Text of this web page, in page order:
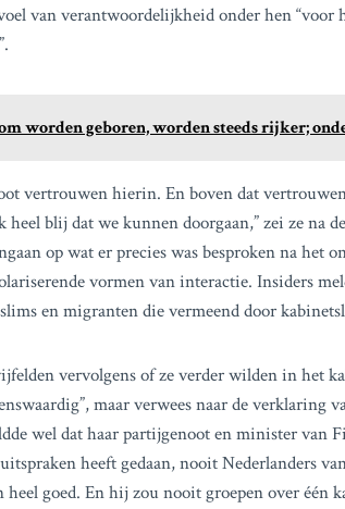
van verantwoordelijkheid onder hen “voor
worden geboren, worden steeds rijker;
vertrouwen hierin. En boven dat
blij dat we kunnen doorgaan,” zei ze na
op wat er precies was besproken na het
vormen van interactie. Insiders
en migranten die vermeend door
vervolgens of ze verder wilden in het
maar verwees naar de
wel dat haar partijgenoot en minister van
heeft gedaan, nooit Nederlanders
goed. En hij zou nooit groepen over één